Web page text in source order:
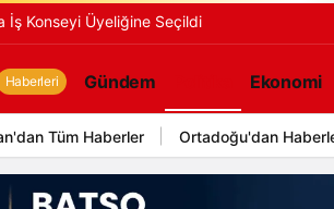
İş Konseyi Üyeliğine Seçildi
Haberleri Gündem Ekonomi
Tüm Haberler Ortadoğu'dan